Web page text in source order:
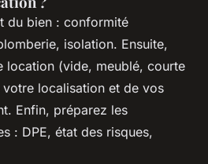
du bien : conformité
isolation. Ensuite,
location (vide, meublé, courte
localisation et de vos
Enfin, préparez les
: DPE, état des risques,